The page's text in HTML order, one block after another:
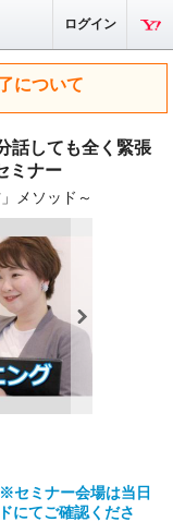
ログイン
について
話しても全く緊張
ミナー
メソッド～
セミナー会場は当日
にてご確認くださ